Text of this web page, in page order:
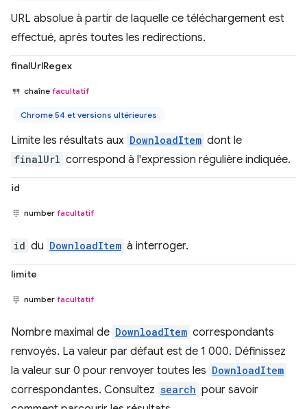
URL absolue à partir de laquelle ce téléchargement est
effectué, après toutes les redirections.
finalUrlRegex
chaîne facultatif
Chrome 54 et versions ultérieures
Limite les résultats aux DownloadItem dont le
finalUrl correspond à l'expression régulière indiquée.
id
number facultatif
id du DownloadItem à interroger.
limite
number facultatif
Nombre maximal de DownloadItem correspondants
renvoyés. La valeur par défaut est de 1 000. Définissez
la valeur sur 0 pour renvoyer toutes les DownloadItem
correspondantes. Consultez search pour savoir